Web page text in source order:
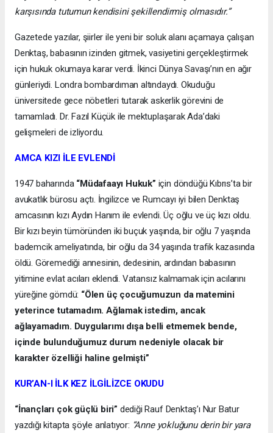
karşısında tutumun kendisini şekillendirmiş olmasıdır.”
Gazetede yazılar, şiirler ile yeni bir soluk alanı açamaya çalışan
Denktaş, babasının izinden gitmek, vasiyetini gerçekleştirmek
için hukuk okumaya karar verdi. İkinci Dünya Savaşı’nın en ağır
günleriydi. Londra bombardıman altındaydı. Okuduğu
üniversitede gece nöbetleri tutarak askerlik görevini de
tamamladı. Dr. Fazıl Küçük ile mektuplaşarak Ada’daki
gelişmeleri de izliyordu.
AMCA KIZI İLE EVLENDİ
1947 baharında “Müdafaayı Hukuk” için döndüğü Kıbrıs’ta bir
avukatlık bürosu açtı. İngilizce ve Rumcayı iyi bilen Denktaş
amcasının kızı Aydın Hanım ile evlendi. Üç oğlu ve üç kızı oldu.
Bir kızı beyin tümöründen iki buçuk yaşında, bir oğlu 7 yaşında
bademcik ameliyatında, bir oğlu da 34 yaşında trafik kazasında
öldü. Göremediği annesinin, dedesinin, ardından babasının
yitimine evlat acıları eklendi. Vatansız kalmamak için acılarını
yüreğine gömdü: “Ölen üç çocuğumuzun da matemini
yeterince tutamadım. Ağlamak istedim, ancak
ağlayamadım. Duygularımı dışa belli etmemek bende,
içinde bulunduğumuz durum nedeniyle olacak bir
karakter özelliği haline gelmişti”
KUR’AN-I İLK KEZ İLGİLİZCE OKUDU
“İnançları çok güçlü biri” dediği Rauf Denktaş’ı Nur Batur
yazdığı kitapta şöyle anlatıyor: “Anne yokluğunu derin bir yara